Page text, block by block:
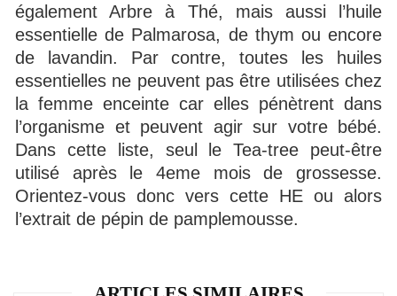
également Arbre à Thé, mais aussi l’huile
essentielle de Palmarosa, de thym ou encore
de lavandin. Par contre, toutes les huiles
essentielles ne peuvent pas être utilisées chez
la femme enceinte car elles pénètrent dans
l’organisme et peuvent agir sur votre bébé.
Dans cette liste, seul le Tea-tree peut-être
utilisé après le 4eme mois de grossesse.
Orientez-vous donc vers cette HE ou alors
l’extrait de pépin de pamplemousse.